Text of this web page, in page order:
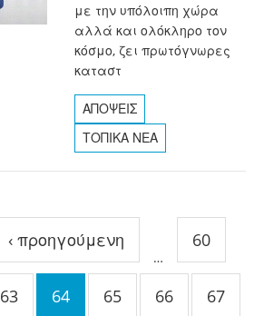
με την υπόλοιπη χώρα
αλλά και ολόκληρο τον
κόσμο, ζει πρωτόγνωρες
καταστ
ΑΠΟΨΕΙΣ
ΤΟΠΙΚΑ ΝΕΑ
‹ προηγούμενη
…
60
63 64 65 66 67